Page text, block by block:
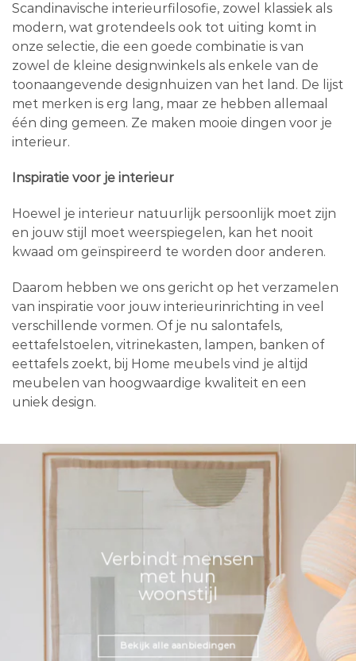
Scandinavische interieurfilosofie, zowel klassiek als
modern, wat grotendeels ook tot uiting komt in
onze selectie, die een goede combinatie is van
zowel de kleine designwinkels als enkele van de
toonaangevende designhuizen van het land. De lijst
met merken is erg lang, maar ze hebben allemaal
één ding gemeen. Ze maken mooie dingen voor je
interieur.
Inspiratie voor je interieur
Hoewel je interieur natuurlijk persoonlijk moet zijn
en jouw stijl moet weerspiegelen, kan het nooit
kwaad om geïnspireerd te worden door anderen.
Daarom hebben we ons gericht op het verzamelen
van inspiratie voor jouw interieurinrichting in veel
verschillende vormen. Of je nu salontafels,
eettafelstoelen, vitrinekasten, lampen, banken of
eettafels zoekt, bij Home meubels vind je altijd
meubelen van hoogwaardige kwaliteit en een
uniek design.
Verbindt mensen
met hun
woonstijl
Bekijk alle aanbiedingen